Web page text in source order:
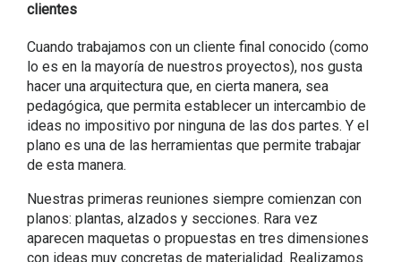
clientes
Cuando trabajamos con un cliente final conocido (como
lo es en la mayoría de nuestros proyectos), nos gusta
hacer una arquitectura que, en cierta manera, sea
pedagógica, que permita establecer un intercambio de
ideas no impositivo por ninguna de las dos partes. Y el
plano es una de las herramientas que permite trabajar
de esta manera.
Nuestras primeras reuniones siempre comienzan con
planos: plantas, alzados y secciones. Rara vez
aparecen maquetas o propuestas en tres dimensiones
con ideas muy concretas de materialidad. Realizamos